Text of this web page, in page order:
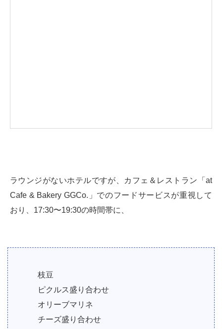
ラウンジがないホテルですが、カフェ＆レストラン「at
Cafe & Bakery GGCo.」でのフードサービスが重視して
おり、17:30〜19:30の時間帯に、
枝豆
ピクルス盛り合わせ
オリーブマリネ
チーズ盛り合わせ